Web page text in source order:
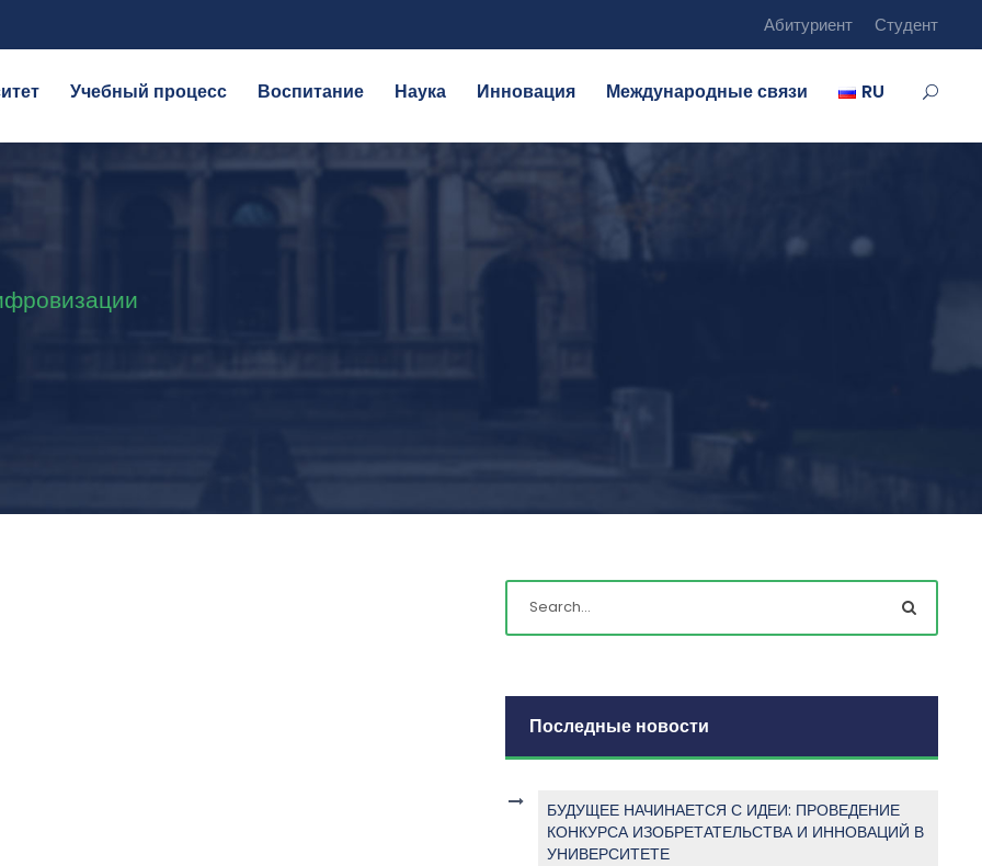
Абитуриент Студент
Учебный процесс Воспитание Наука Инновация Международные связи RU
Последные новости
БУДУЩЕЕ НАЧИНАЕТСЯ С ИДЕИ: ПРОВЕДЕНИЕ
КОНКУРСА ИЗОБРЕТАТЕЛЬСТВА И ИННОВАЦИЙ В
УНИВЕРСИТЕТЕ